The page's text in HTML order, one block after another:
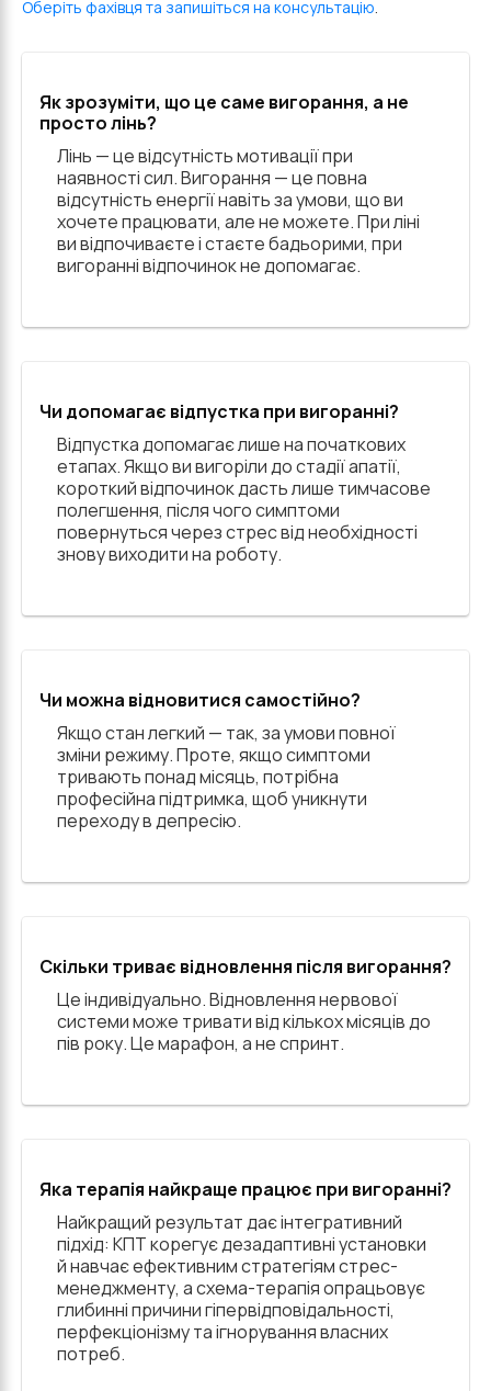
Оберіть фахівця та запишіться на консультацію.
Як зрозуміти, що це саме вигорання, а не
просто лінь?
Лінь — це відсутність мотивації при
наявності сил. Вигорання — це повна
відсутність енергії навіть за умови, що ви
хочете працювати, але не можете. При ліні
ви відпочиваєте і стаєте бадьорими, при
вигоранні відпочинок не допомагає.
Чи допомагає відпустка при вигоранні?
Відпустка допомагає лише на початкових
етапах. Якщо ви вигоріли до стадії апатії,
короткий відпочинок дасть лише тимчасове
полегшення, після чого симптоми
повернуться через стрес від необхідності
знову виходити на роботу.
Чи можна відновитися самостійно?
Якщо стан легкий — так, за умови повної
зміни режиму. Проте, якщо симптоми
тривають понад місяць, потрібна
професійна підтримка, щоб уникнути
переходу в депресію.
Скільки триває відновлення після вигорання?
Це індивідуально. Відновлення нервової
системи може тривати від кількох місяців до
пів року. Це марафон, а не спринт.
Яка терапія найкраще працює при вигоранні?
Найкращий результат дає інтегративний
підхід: КПТ корегує дезадаптивні установки
й навчає ефективним стратегіям стрес-
менеджменту, а схема-терапія опрацьовує
глибинні причини гіпервідповідальності,
перфекціонізму та ігнорування власних
потреб.